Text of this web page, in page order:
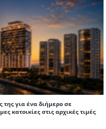
της για ένα διήμερο σε
κατοικίες στις αρχικές τιμές